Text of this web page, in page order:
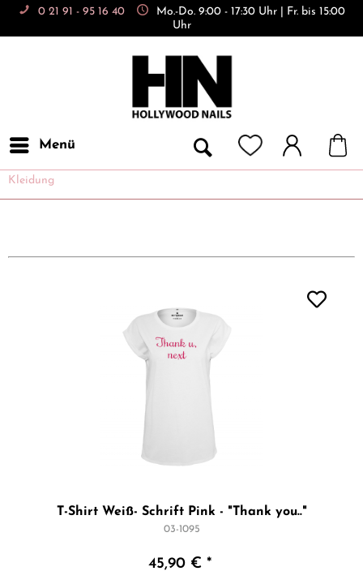
0 21 91 - 95 16 40
Mo.-Do. 9:00 - 17:30 Uhr | Fr. bis 15:00
Uhr
Menü
Kleidung
T-Shirt Weiß- Schrift Pink - "Thank you.."
03-1095
45,90 € *